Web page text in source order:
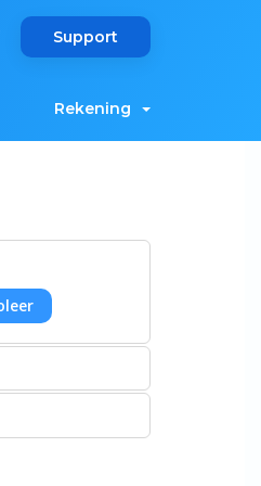
Support
Rekening